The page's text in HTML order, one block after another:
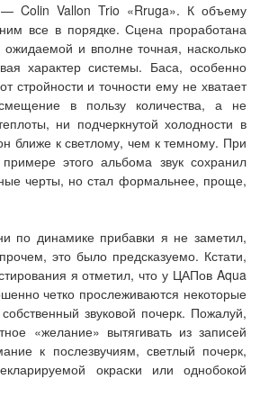
Colin Vallon Trio «Rruga». К объему
все в порядке. Сцена проработана
и вполне точная, насколько
характер системы. Баса, особенно
стройности и точности ему не хватает
в пользу количества, а не
ни подчеркнутой холодности в
ближе к светлому, чем к темному. При
этого альбома звук сохранил
черты, но стал формальнее, проще,
по динамике прибавки я не заметил,
это было предсказуемо. Кстати,
я отметил, что у ЦАПов Aqua
четко прослеживаются некоторые
звуковой почерк. Пожалуй,
«желание» вытягивать из записей
к послезвучиям, светлый почерк,
окраски или однобокой